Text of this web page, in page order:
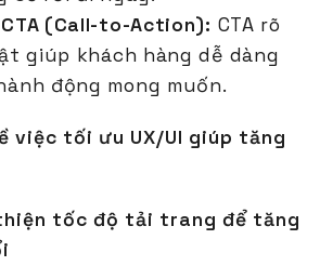
(Call-to-Action): CTA rõ
giúp khách hàng dễ dàng
động mong muốn.
việc tối ưu UX/UI giúp tăng
tốc độ tải trang để tăng